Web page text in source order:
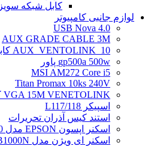
کابل شبکه سویز Swizz CAT6 3M
لوازم جانبی کامپیوتر
4.0 USB Nova
AUX GRADE CABLE 3M
AUX_VENTOLINK_10 کابل
gp500a 500w پاور
MSI AM272 Core i5
Titan Promax 10ks 240V
VGA 15M VENETOLINK کابل
اسپیکر L117/118
استند کیس آذران تحریرات
اسکنر اپسون EPSON مدل DS-870
اسکنر ای ویژن مدل FB1000N